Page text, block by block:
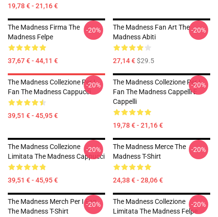
19,78 € - 21,16 €
The Madness Firma The
Madness Felpe
37,67 € - 44,11 €
-20%
The Madness Fan Art The
Madness Abiti
27,14 €$29.5
-20%
The Madness Collezione Per I
Fan The Madness Cappucci
39,51 € - 45,95 €
-20%
The Madness Collezione Per I
Fan The Madness Cappelli E
Cappelli
19,78 € - 21,16 €
-20%
The Madness Collezione
Limitata The Madness Cappucci
39,51 € - 45,95 €
-20%
The Madness Merce The
Madness T-Shirt
24,38 € - 28,06 €
-20%
The Madness Merch Per I Fan
The Madness T-Shirt
-20%
The Madness Collezione
Limitata The Madness Felpe
-20%